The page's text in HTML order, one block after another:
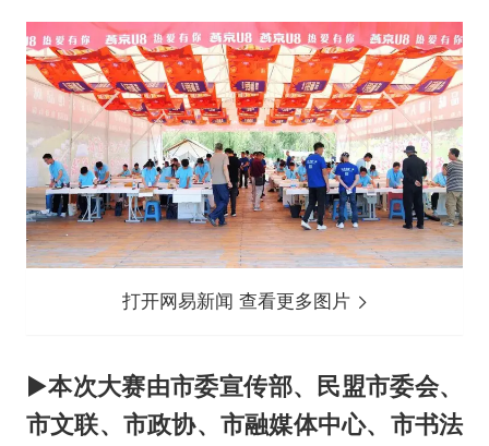
打开网易新闻 查看更多图片
▶本次大赛由市委宣传部、民盟市委会、
市文联、市政协、市融媒体中心、市书法